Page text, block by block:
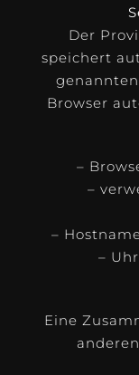
Der
speichert
Browser
–
–
–
–
Eine